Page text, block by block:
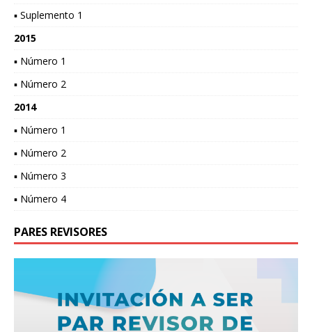
▪ Suplemento 1
2015
▪ Número 1
▪ Número 2
2014
▪ Número 1
▪ Número 2
▪ Número 3
▪ Número 4
PARES REVISORES